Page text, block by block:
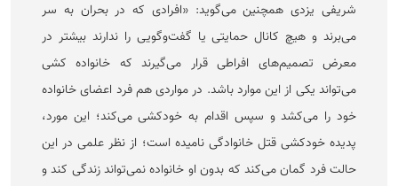
شریفی یزدی همچنین می‌گوید: «افرادی که در بحران به سر
می‌برند و هیچ کانال حمایتی یا گفت‌وگویی را ندارند بیشتر در
معرض تصمیم‌های افراطی قرار می‌گیرند که خانواده کشی
می‌تواند یکی از این موارد باشد. در مواردی هم فرد اعضای خانواده
خود را می‌کشد و سپس اقدام به خودکشی می‌کند؛ این مورد،
پدیده خودکشی قتل خانوادگی نامیده است؛ از نظر علمی در این
حالت فرد گمان می‌کند که بدون او خانواده نمی‌تواند زندگی کند و